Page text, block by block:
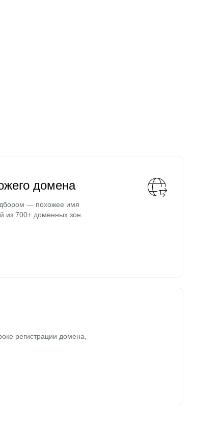
домена
— похожее имя
из 700+ доменных зон.
регистрации домена,